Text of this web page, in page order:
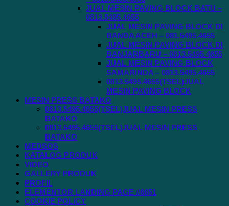
JUAL MESIN PAVING BLOCK BATU –
0813.5495.4655
JUAL MESIN PAVING BLOCK DI
BANDA ACEH – 081.5495.4655
JUAL MESIN PAVING BLOCK DI
BANJARBARU – 0813.5495.4655
JUAL MESIN PAVING BLOCK
SAMARINDA – 0813.5495.4655
0813.5495.4655(TSEL)JUAL
MESIN PAVING BLOCK
MESIN PRESS BATAKO
0813.5495.4655(TSEL)JUAL MESIN PRESS
BATAKO
0813.5495.4655(TSEL)JUAL MESIN PRESS
BATAKO
MEDSOS
KATALOG PRODUK
VIDEO
GALLERY PRODUK
PROFIL
ELEMENTOR LANDING PAGE #6651
COOKIE POLICY